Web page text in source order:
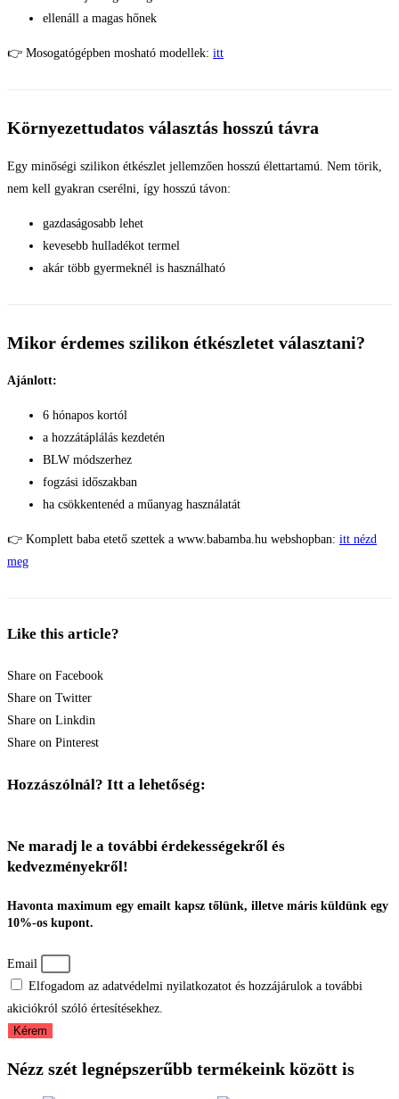
ellenáll a magas hőnek
👉 Mosogatógépben mosható modellek: itt
Környezettudatos választás hosszú távra
Egy minőségi szilikon étkészlet jellemzően hosszú élettartamú. Nem törik,
nem kell gyakran cserélni, így hosszú távon:
gazdaságosabb lehet
kevesebb hulladékot termel
akár több gyermeknél is használható
Mikor érdemes szilikon étkészletet választani?
Ajánlott:
6 hónapos kortól
a hozzátáplálás kezdetén
BLW módszerhez
fogzási időszakban
ha csökkentenéd a műanyag használatát
👉 Komplett baba etető szettek a www.babamba.hu webshopban: itt nézd
meg
Like this article?
Share on Facebook
Share on Twitter
Share on Linkdin
Share on Pinterest
Hozzászólnál? Itt a lehetőség:
Ne maradj le a további érdekességekről és
kedvezményekről!
Havonta maximum egy emailt kapsz tőlünk, illetve máris küldünk egy
10%-os kupont.
Email
Elfogadom az adatvédelmi nyilatkozatot és hozzájárulok a további
akiciókról szóló értesítésekhez.
Kérem
Nézz szét legnépszerűbb termékeink között is